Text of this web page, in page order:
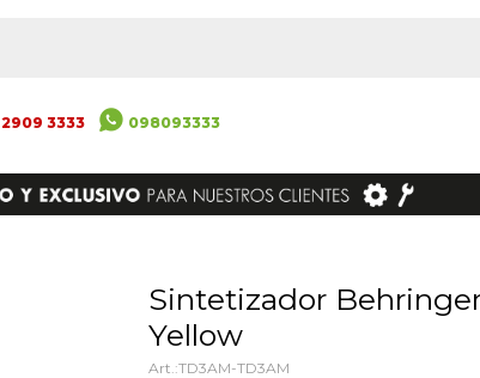
2909 3333 098093333
Sintetizador Behringer Td-3-am
Yellow
TD3AM-TD3AM